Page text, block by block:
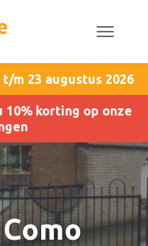
Toggle
m 23 augustus 2026
korting op onze